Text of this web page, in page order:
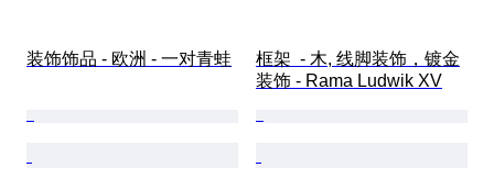
装饰饰品 - 欧洲 - 一对青蛙
框架  - 木, 线脚装饰，镀金
装饰 - Rama Ludwik XV